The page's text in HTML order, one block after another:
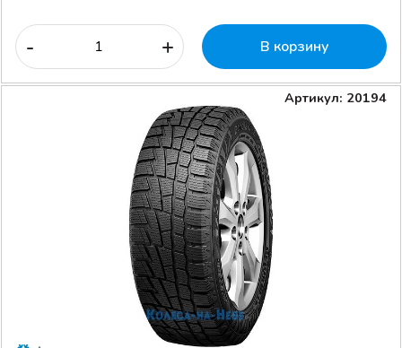
- + В корзину
Артикул: 20194